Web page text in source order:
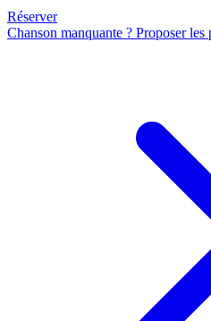
Réserver
Chanson manquante ? Proposer les